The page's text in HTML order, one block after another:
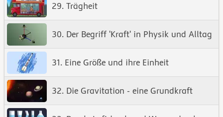
29. Trägheit
30. Der Begriff 'Kraft' in Physik und Alltag
31. Eine Größe und ihre Einheit
32. Die Gravitation - eine Grundkraft